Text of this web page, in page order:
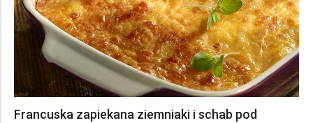
Francuska zapiekana ziemniaki i schab pod